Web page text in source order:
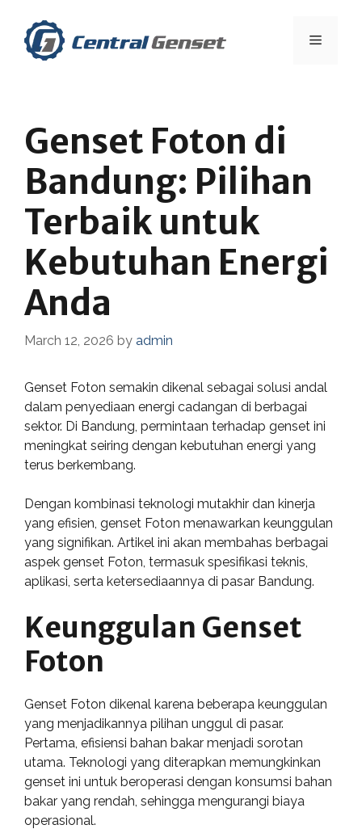
content
Menu
Genset Foton di
Bandung: Pilihan
Terbaik untuk
Kebutuhan Energi
Anda
March 12, 2026 by admin
Genset Foton semakin dikenal sebagai solusi andal
dalam penyediaan energi cadangan di berbagai
sektor. Di Bandung, permintaan terhadap genset ini
meningkat seiring dengan kebutuhan energi yang
terus berkembang.
Dengan kombinasi teknologi mutakhir dan kinerja
yang efisien, genset Foton menawarkan keunggulan
yang signifikan. Artikel ini akan membahas berbagai
aspek genset Foton, termasuk spesifikasi teknis,
aplikasi, serta ketersediaannya di pasar Bandung.
Keunggulan Genset
Foton
Genset Foton dikenal karena beberapa keunggulan
yang menjadikannya pilihan unggul di pasar.
Pertama, efisiensi bahan bakar menjadi sorotan
utama. Teknologi yang diterapkan memungkinkan
genset ini untuk beroperasi dengan konsumsi bahan
bakar yang rendah, sehingga mengurangi biaya
operasional.